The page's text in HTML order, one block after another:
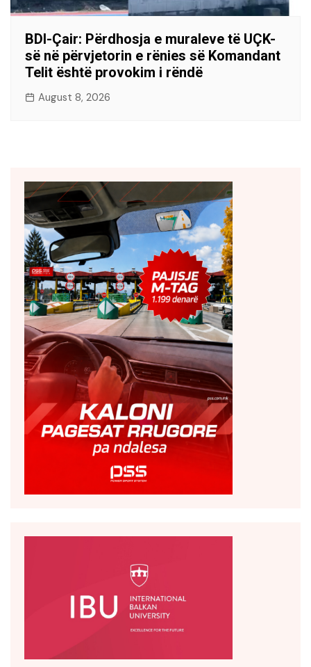
BDI-Çair: Përdhosja e muraleve të UÇK-
së në përvjetorin e rënies së Komandant
Telit është provokim i rëndë
August 8, 2026